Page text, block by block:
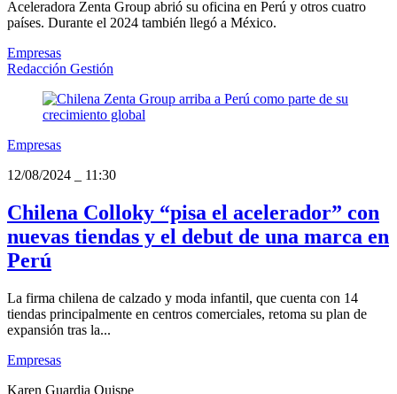
Aceleradora Zenta Group abrió su oficina en Perú y otros cuatro
países. Durante el 2024 también llegó a México.
Empresas
Redacción Gestión
Empresas
12/08/2024
11:30
Chilena Colloky “pisa el acelerador” con
nuevas tiendas y el debut de una marca en
Perú
La firma chilena de calzado y moda infantil, que cuenta con 14
tiendas principalmente en centros comerciales, retoma su plan de
expansión tras la...
Empresas
Karen Guardia Quispe